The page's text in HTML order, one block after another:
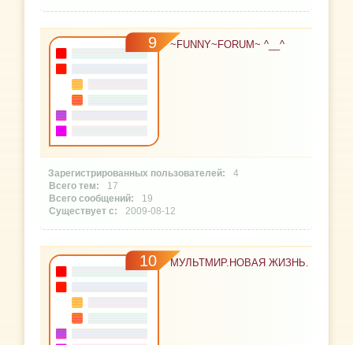
9 ~FUNNY~FORUM~ ^__^
4
17
19
2009-08-12
10 МУЛЬТМИР.НОВАЯ ЖИЗНЬ.